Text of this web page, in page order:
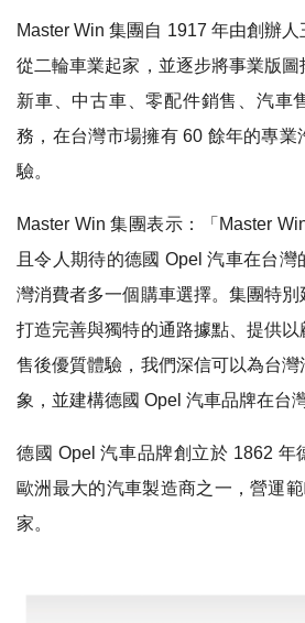
Master Win集團自 1917 年由創辦人
從二輪車業起家，並逐步將事業版
新車、中古車、零配件銷售、汽車
務，在台灣市場擁有60 餘年的專業
驗。
Master Win集團表示：「 Master
且令人期待的德國 Opel汽車在台灣
灣消費者多一個購車選擇。集團特別
打造完善與獨特的通路據點、提供
售後優質體驗，我們深信可以為台
象，並建構德國 Opel 汽車品牌在台
德國 Opel汽車品牌創立於 1862 年
歐洲最大的汽車製造商之一，營運
家。